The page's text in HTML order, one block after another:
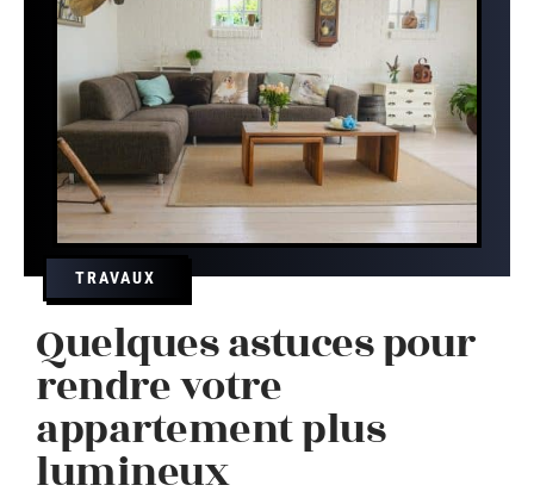
TRAVAUX
Quelques astuces pour
rendre votre
appartement plus
lumineux